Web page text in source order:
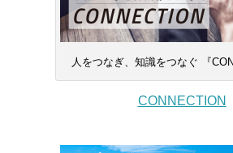
人をつなぎ、知識をつなぐ 『
CONNECTION